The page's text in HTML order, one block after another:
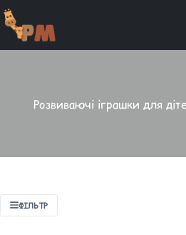
Розвиваючі іграшки для
ФІЛЬТР